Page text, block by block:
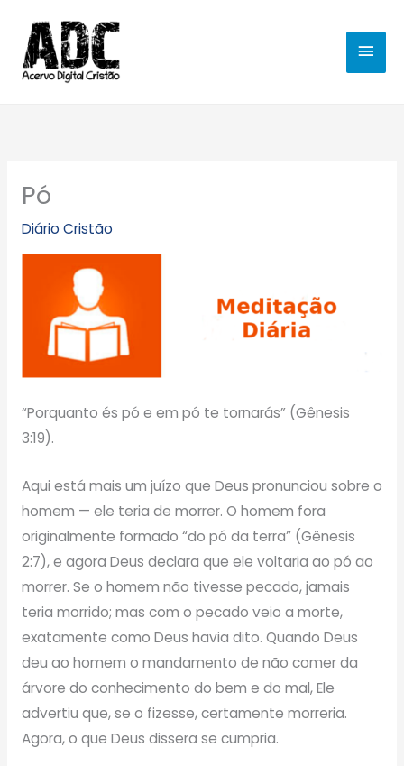
para
conteúdo
Pó
Diário Cristão
“Porquanto és pó e em pó te tornarás” (Gênesis
3:19).
Aqui está mais um juízo que Deus pronunciou sobre o
homem — ele teria de morrer. O homem fora
originalmente formado “do pó da terra” (Gênesis
2:7), e agora Deus declara que ele voltaria ao pó ao
morrer. Se o homem não tivesse pecado, jamais
teria morrido; mas com o pecado veio a morte,
exatamente como Deus havia dito. Quando Deus
deu ao homem o mandamento de não comer da
árvore do conhecimento do bem e do mal, Ele
advertiu que, se o fizesse, certamente morreria.
Agora, o que Deus dissera se cumpria.